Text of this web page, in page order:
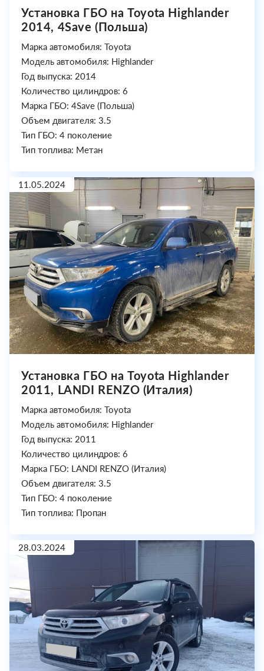
Установка ГБО на Toyota Highlander
2014, 4Save (Польша)
Марка автомобиля: Toyota
Модель автомобиля: Highlander
Год выпуска: 2014
Количество цилиндров: 6
Марка ГБО: 4Save (Польша)
Объем двигателя: 3.5
Тип ГБО: 4 поколение
Тип топлива: Метан
11.05.2024
Установка ГБО на Toyota Highlander
2011, LANDI RENZO (Италия)
Марка автомобиля: Toyota
Модель автомобиля: Highlander
Год выпуска: 2011
Количество цилиндров: 6
Марка ГБО: LANDI RENZO (Италия)
Объем двигателя: 3.5
Тип ГБО: 4 поколение
Тип топлива: Пропан
28.03.2024